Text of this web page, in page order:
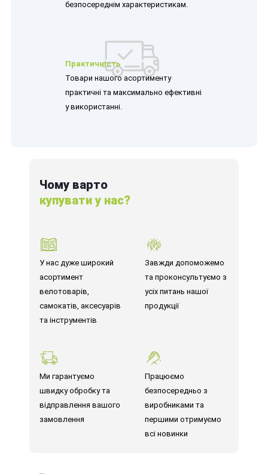
безпосереднім характеристикам.
Практичність
Товари нашого асортименту
практичні та максимально ефективні
у використанні.
Чому варто
купувати у нас?
У нас дуже широкий
асортимент
велотоварів,
самокатів, аксесуарів
та інструментів
Завжди допоможемо
та проконсультуємо з
усіх питань нашої
продукції
Ми гарантуємо
швидку обробку та
відправлення вашого
замовлення
Працюємо
безпосередньо з
виробниками та
першими отримуємо
всі новинки